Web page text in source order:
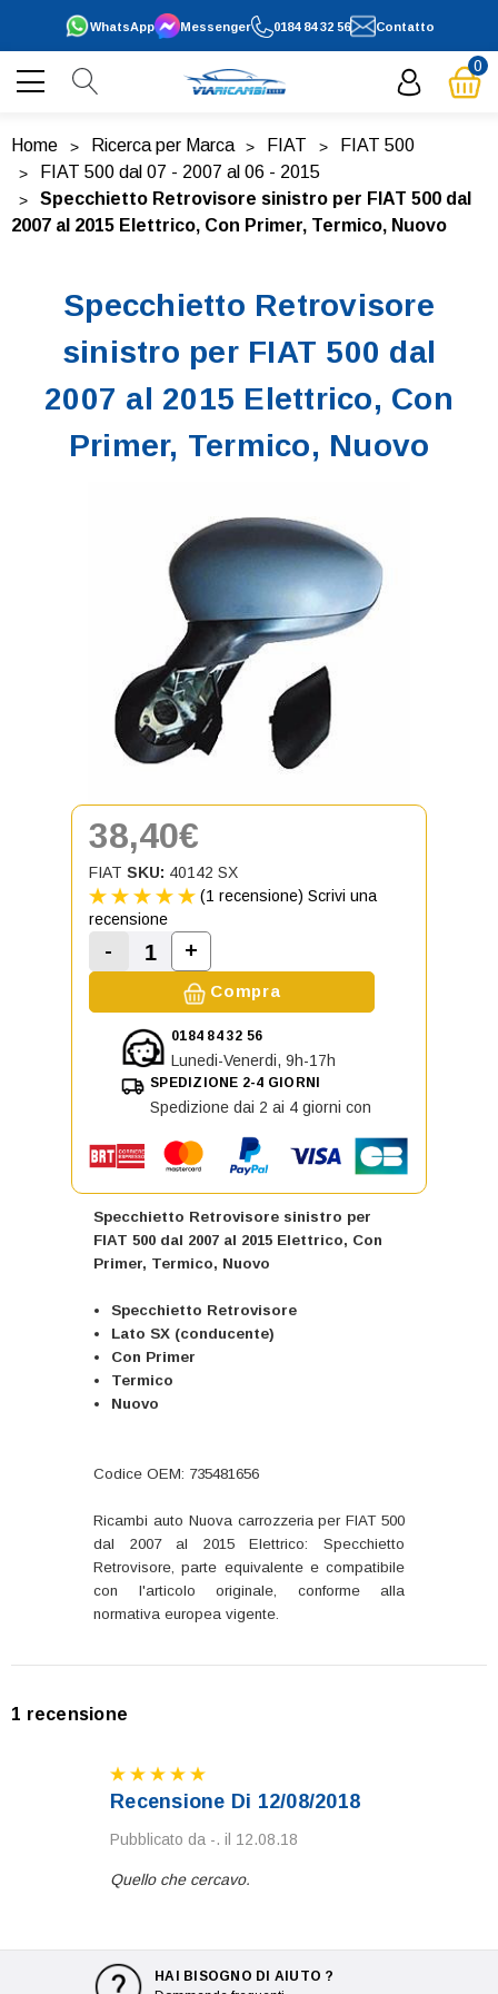
0184 84 32 56
WhatsApp Contatto
Messenger
0
Home Ricerca per Marca FIAT
FIAT 500
FIAT 500 dal 07 - 2007 al 06 - 2015
Specchietto Retrovisore sinistro per FIAT 500 dal
2007 al 2015 Elettrico, Con Primer, Termico, Nuovo
Specchietto Retrovisore
sinistro per FIAT 500 dal
2007 al 2015 Elettrico, Con
Primer, Termico, Nuovo
Specchietto Retrovisore sinistro per
FIAT 500 dal 2007 al 2015 Elettrico, Con
Primer, Termico, Nuovo
Specchietto Retrovisore
Lato SX (conducente)
Con Primer
Termico
Nuovo
Codice OEM: 735481656
Ricambi auto Nuova carrozzeria per FIAT 500
dal 2007 al 2015 Elettrico: Specchietto
Retrovisore, parte equivalente e compatibile
con l'articolo originale, conforme alla
normativa europea vigente.
38,40€
FIAT SKU: 40142 SX
(1 recensione) Scrivi una
recensione
Diminuisci la quantità di Specchietto
-
Aumenta la quantità di
+
Compra
0184 84 32 56
Lunedi-Venerdi, 9h-17h
SPEDIZIONE 2-4 GIORNI
Spedizione dai 2 ai 4 giorni con
1 recensione
Recensione Di 12/08/2018
Pubblicato da -. il 12.08.18
Quello che cercavo.
HAI BISOGNO DI AIUTO ?